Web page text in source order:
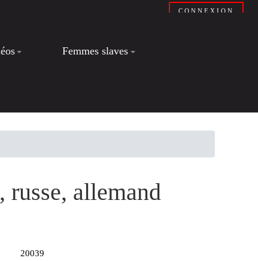
CONNEXION
Femmes slaves
russe, allemand
20039